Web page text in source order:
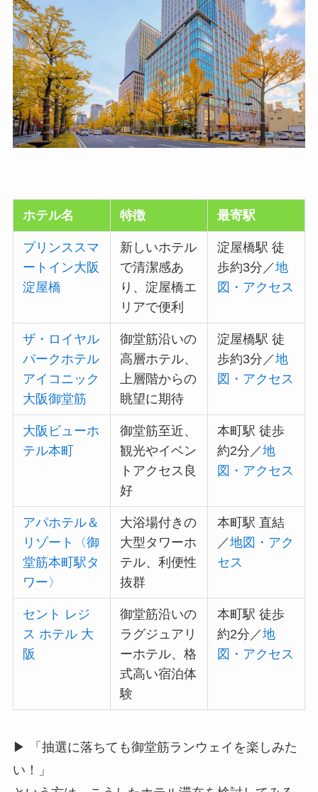
ホテル名 特徴 最寄駅
プリンススマ
ートイン大阪
淀屋橋
新しいホテル
で清潔感あ
り、淀屋橋エ
リアで便利
淀屋橋駅 徒
歩約3分／地
図・アクセス
ザ・ロイヤル
パークホテル
アイコニック
大阪御堂筋
御堂筋沿いの
高層ホテル、
上層階からの
眺望に期待
淀屋橋駅 徒
歩約3分／地
図・アクセス
大阪ビューホ
テル本町
御堂筋至近、
観光やイベン
トアクセス良
好
本町駅 徒歩
約2分／地
図・アクセス
アパホテル＆
リゾート〈御
堂筋本町駅タ
ワー〉
大浴場付きの
大型タワーホ
テル、利便性
抜群
本町駅 直結
／地図・アク
セス
セント レジ
ス ホテル 大
阪
御堂筋沿いの
ラグジュアリ
ーホテル、格
式高い宿泊体
験
本町駅 徒歩
約2分／地
図・アクセス
▶ 「抽選に落ちても御堂筋ランウェイを楽しみた
い！」